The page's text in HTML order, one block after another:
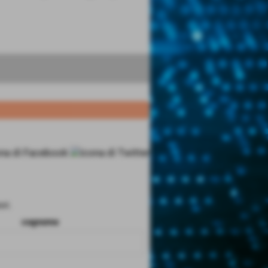
cognome